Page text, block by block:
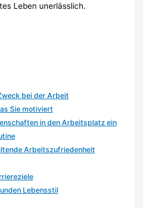
Leben unerlässlich.
bei der Arbeit
Sie motiviert
in den Arbeitsplatz ein
Arbeitszufriedenheit
Lebensstil